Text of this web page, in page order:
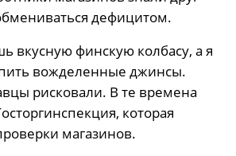
дефицитом.
вкусную финскую колбасу, а я
вожделенные джинсы.
рисковали. В те времена
которая
магазинов.